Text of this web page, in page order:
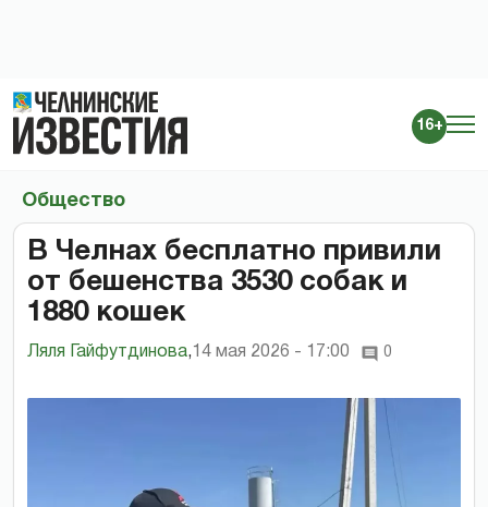
16+
Общество
В Челнах бесплатно привили
от бешенства 3530 собак и
1880 кошек
Ляля Гайфутдинова, 14 мая 2026 - 17:00 0